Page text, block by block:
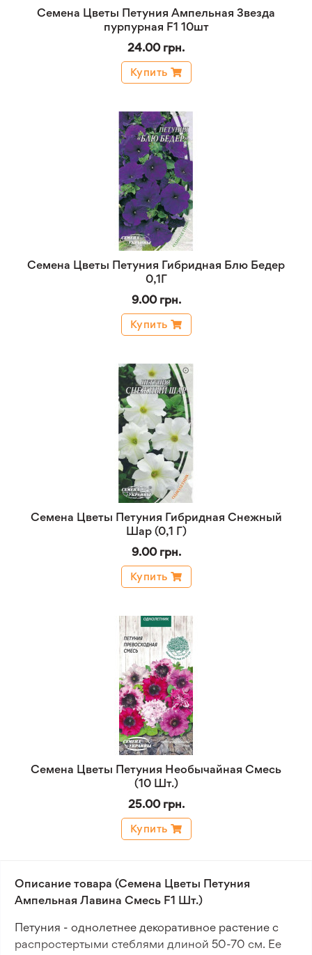
Семена Цветы Петуния Ампельная Звезда
пурпурная F1 10шт
24.00 грн.
Купить
Семена Цветы Петуния Гибридная Блю Бедер
0,1Г
9.00 грн.
Купить
Семена Цветы Петуния Гибридная Снежный
Шар (0,1 Г)
9.00 грн.
Купить
Семена Цветы Петуния Необычайная Смесь
(10 Шт.)
25.00 грн.
Купить
Описание товара (Семена Цветы Петуния
Ампельная Лавина Смесь F1 Шт.)
Петуния - однолетнее декоративное растение с
распростертыми стеблями длиной 50-70 см. Ее